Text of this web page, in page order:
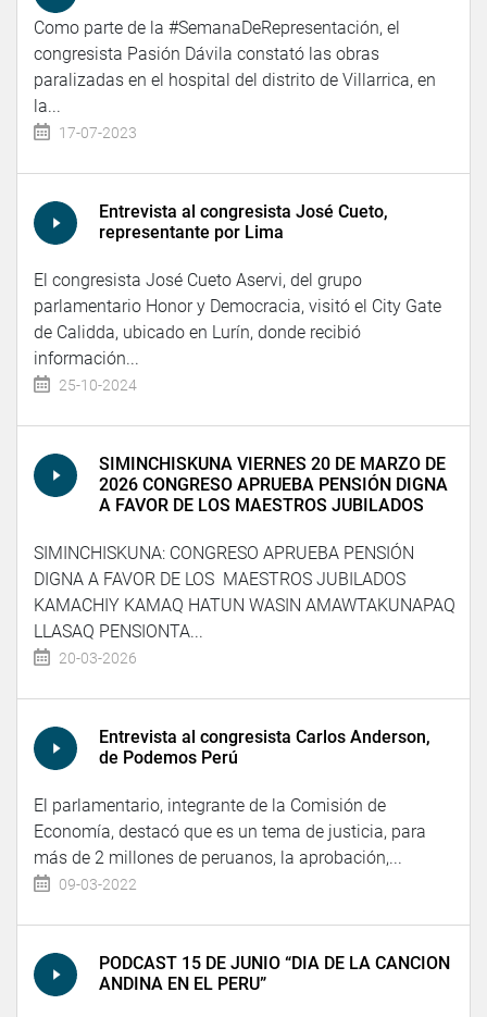
Como parte de la #SemanaDeRepresentación, el
congresista Pasión Dávila constató las obras
paralizadas en el hospital del distrito de Villarrica, en
la...
17-07-2023
Entrevista al congresista José Cueto,
representante por Lima
El congresista José Cueto Aservi, del grupo
parlamentario Honor y Democracia, visitó el City Gate
de Calidda, ubicado en Lurín, donde recibió
información...
25-10-2024
SIMINCHISKUNA VIERNES 20 DE MARZO DE
2026 CONGRESO APRUEBA PENSIÓN DIGNA
A FAVOR DE LOS MAESTROS JUBILADOS
SIMINCHISKUNA: CONGRESO APRUEBA PENSIÓN
DIGNA A FAVOR DE LOS MAESTROS JUBILADOS
KAMACHIY KAMAQ HATUN WASIN AMAWTAKUNAPAQ
LLASAQ PENSIONTA...
20-03-2026
Entrevista al congresista Carlos Anderson,
de Podemos Perú
El parlamentario, integrante de la Comisión de
Economía, destacó que es un tema de justicia, para
más de 2 millones de peruanos, la aprobación,...
09-03-2022
PODCAST 15 DE JUNIO “DIA DE LA CANCION
ANDINA EN EL PERU”